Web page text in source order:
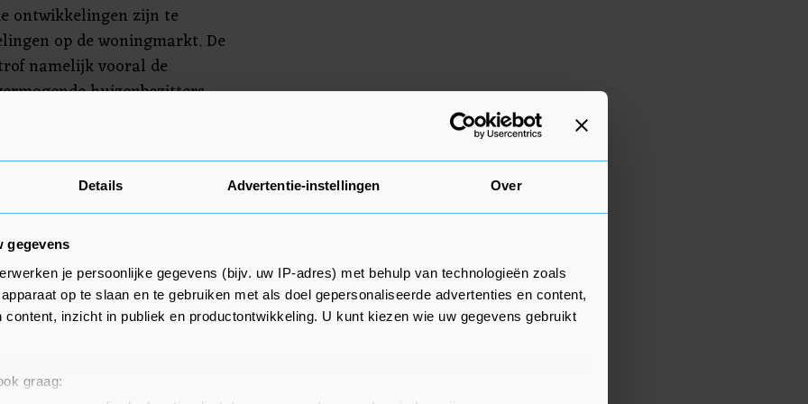
Details Advertentie-instellingen Over
gegevens
je persoonlijke gegevens (bijv. uw IP-adres) met behulp van technologieën zoals
op te slaan en te gebruiken met als doel gepersonaliseerde advertenties en content,
content, inzicht in publiek en productontwikkeling. U kunt kiezen wie uw gegevens gebruikt
graag:
ontwikkelingen zijn te
op de woningmarkt. De
namelijk vooral de
huizenbezitters,
doorgaans naast een woning
hebben.
hun analyse verder dat de
nu over de gehele linie
heeft. Dat is voor eerst in tien
vermogen van de onderste
nog negatief. Zij
schulden dan bezittingen.
zijn de verschillen tussen